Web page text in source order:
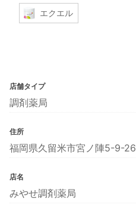
エクエル
店舗タイプ
調剤薬局
住所
福岡県久留米市宮ノ陣5-9-26
店名
みやせ調剤薬局